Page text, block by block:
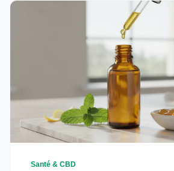
Santé & CBD